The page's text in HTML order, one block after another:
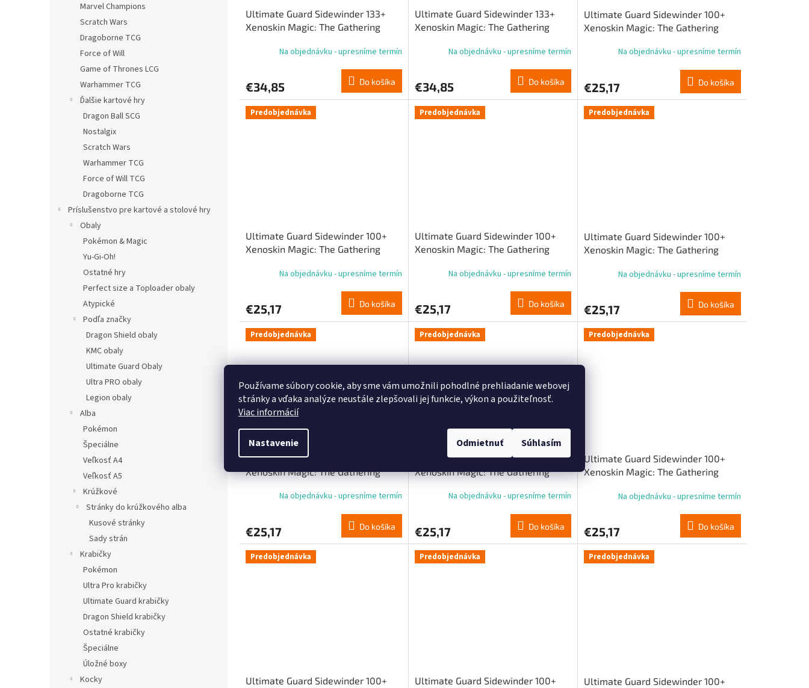
Používame súbory cookie, aby sme vám umožnili pohodlné prehliadanie webovej
stránky a vďaka analýze neustále zlepšovali jej funkcie, výkon a použiteľnosť.
Viac informácií
Nastavenie Odmietnuť Súhlasím
Marvel Champions
Scratch Wars
Dragoborne TCG
Force of Will
Game of Thrones LCG
Warhammer TCG
Ďalšie kartové hry
Dragon Ball SCG
Nostalgix
Scratch Wars
Warhammer TCG
Force of Will TCG
Dragoborne TCG
Príslušenstvo pre kartové a stolové hry
Obaly
Pokémon & Magic
Yu-Gi-Oh!
Ostatné hry
Perfect size a Toploader obaly
Atypické
Podľa značky
Dragon Shield obaly
KMC obaly
Ultimate Guard Obaly
Ultra PRO obaly
Legion obaly
Alba
Pokémon
Špeciálne
Veľkosť A4
Veľkosť A5
Krúžkové
Stránky do krúžkového alba
Kusové stránky
Sady strán
Krabičky
Pokémon
Ultra Pro krabičky
Ultimate Guard krabičky
Dragon Shield krabičky
Ostatné krabičky
Špeciálne
Úložné boxy
Kocky
Ultimate Guard Sidewinder 133+
Xenoskin Magic: The Gathering
Na objednávku - upresníme termín
€34,85 Do košíka
Ultimate Guard Sidewinder 133+
Xenoskin Magic: The Gathering
Na objednávku - upresníme termín
€34,85 Do košíka
Ultimate Guard Sidewinder 100+
Xenoskin Magic: The Gathering
Na objednávku - upresníme termín
€25,17 Do košíka
Predobjednávka
Ultimate Guard Sidewinder 100+
Xenoskin Magic: The Gathering
Na objednávku - upresníme termín
€25,17 Do košíka
Predobjednávka
Ultimate Guard Sidewinder 100+
Xenoskin Magic: The Gathering
mýtická kartaNa objednávku - upresníme termín
€25,17 Do košíka
Predobjednávka
Ultimate Guard Sidewinder 100+
Xenoskin Magic: The Gathering
mýtická karta 2
Na objednávku - upresníme termín
€25,17 Do košíka
Predobjednávka
Ultimate Guard Sidewinder 100+
Xenoskin Magic: The Gathering
mýtická karta 1
Na objednávku - upresníme termín
€25,17 Do košíka
Predobjednávka
Ultimate Guard Sidewinder 100+
Xenoskin Magic: The Gathering
Na objednávku - upresníme termín
€25,17 Do košíka
Predobjednávka
Ultimate Guard Sidewinder 100+
Xenoskin Magic: The Gathering
Na objednávku - upresníme termín
€25,17 Do košíka
Predobjednávka
Ultimate Guard Sidewinder 100+
Predobjednávka
Ultimate Guard Sidewinder 100+
Predobjednávka
Ultimate Guard Sidewinder 100+